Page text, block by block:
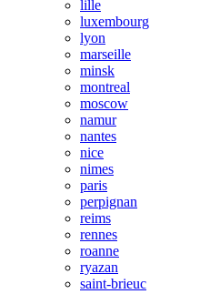
lille
luxembourg
lyon
marseille
minsk
montreal
moscow
namur
nantes
nice
nimes
paris
perpignan
reims
rennes
roanne
ryazan
saint-brieuc